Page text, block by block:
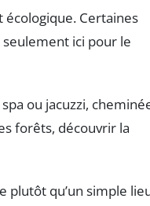
écologique. Certaines
ici pour le
ou jacuzzi,
forêts, découvrir la
plutôt qu’un simple